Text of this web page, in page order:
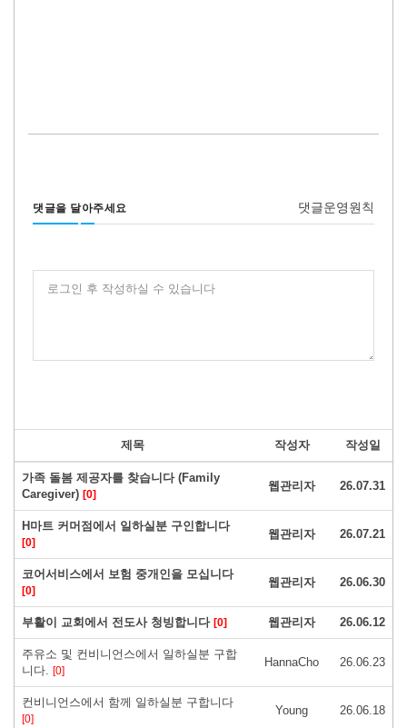
댓글을 달아주세요 댓글운영원칙
로그인 후 작성하실 수 있습니다
제목 작성자 작성일
가족 돌봄 제공자를 찾습니다 (Family
Caregiver) [0]
웹관리자 26.07.31
H마트 커머점에서 일하실분 구인합니다
[0]
웹관리자 26.07.21
코어서비스에서 보험 중개인을 모십니다
[0]
웹관리자 26.06.30
부활이 교회에서 전도사 청빙합니다 [0] 웹관리자 26.06.12
주유소 및 컨비니언스에서 일하실분 구합
니다. [0]
HannaCho 26.06.23
컨비니언스에서 함께 일하실분 구합니다
[0]
Young 26.06.18